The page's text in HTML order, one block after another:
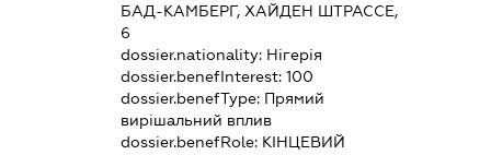
БАД-КАМБЕРГ, ХАЙДЕН ШТРАССЕ,
6
dossier.nationality: Нігерія
dossier.benefInterest:100
dossier.benefType: Прямий
вирішальний вплив
dossier.benefRole: КІНЦЕВИЙ